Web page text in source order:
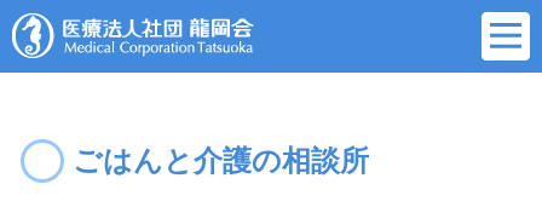
ごはんと介護の相談所